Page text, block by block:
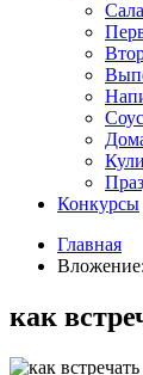
Конкурсы
Главная
как